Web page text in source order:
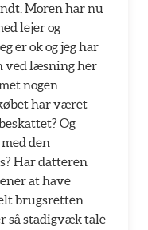
Moren har nu
lejer og
er ok og jeg har
ved læsning her
nogen
har været
Og
den
Har datteren
at have
brugsretten
så stadigvæk tale